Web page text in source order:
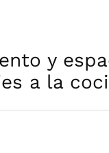
y
a la